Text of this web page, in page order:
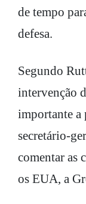
de tempo
defesa.
Segundo
intervenção
importante a
secretário-
comentar as
os EUA, a